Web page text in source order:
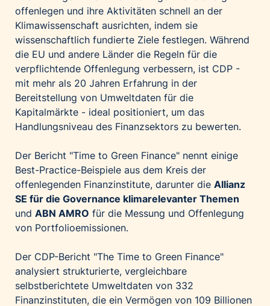
offenlegen und ihre Aktivitäten schnell an der
Klimawissenschaft ausrichten, indem sie
wissenschaftlich fundierte Ziele festlegen. Während
die EU und andere Länder die Regeln für die
verpflichtende Offenlegung verbessern, ist CDP -
mit mehr als 20 Jahren Erfahrung in der
Bereitstellung von Umweltdaten für die
Kapitalmärkte - ideal positioniert, um das
Handlungsniveau des Finanzsektors zu bewerten.
Der Bericht "Time to Green Finance" nennt einige
Best-Practice-Beispiele aus dem Kreis der
offenlegenden Finanzinstitute, darunter die Allianz
SE für die Governance klimarelevanter Themen
und ABN AMRO für die Messung und Offenlegung
von Portfolioemissionen.
Der CDP-Bericht "The Time to Green Finance"
analysiert strukturierte, vergleichbare
selbstberichtete Umweltdaten von 332
Finanzinstituten, die ein Vermögen von 109 Billionen